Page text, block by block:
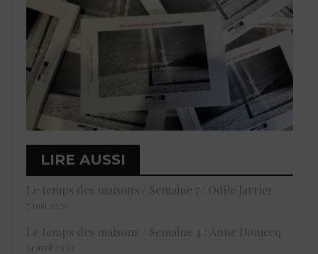
LIRE AUSSI
Le temps des maisons / Semaine 7 : Odile Jarrier
7 mai 2020
Le temps des maisons / Semaine 4 : Anne Domecq
14 avril 2020